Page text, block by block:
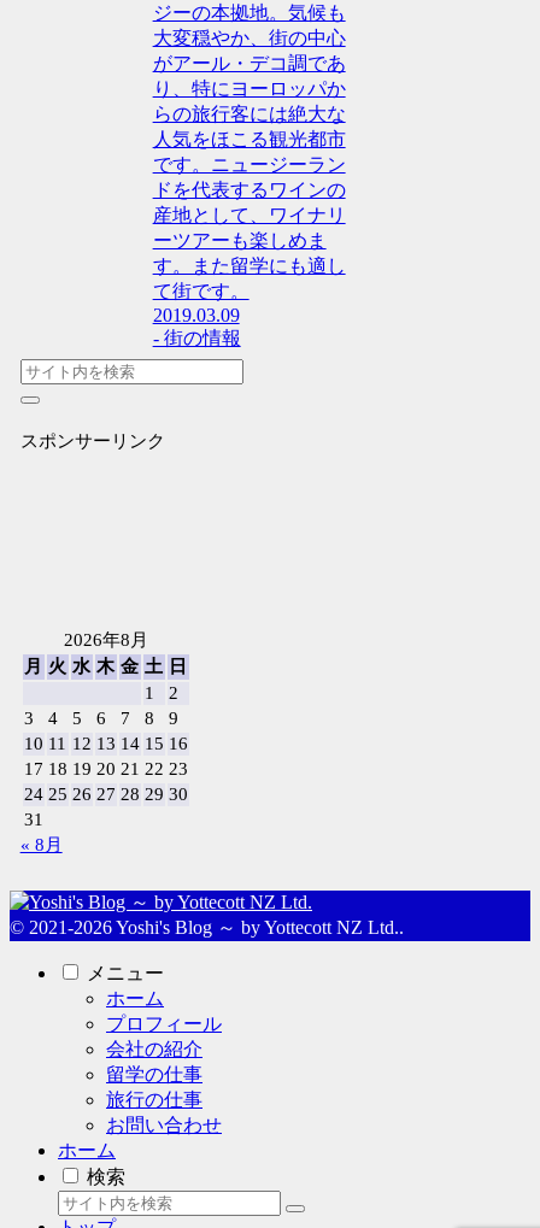
ジーの本拠地。気候も
大変穏やか、街の中心
がアール・デコ調であ
り、特にヨーロッパか
らの旅行客には絶大な
人気をほこる観光都市
です。ニュージーラン
ドを代表するワインの
産地として、ワイナリ
ーツアーも楽しめま
す。また留学にも適し
て街です。
2019.03.09
- 街の情報
スポンサーリンク
2026年8月
月
火 水 木 金 土
日
1
2
3
4 5 6 7 8
9
10 11 12 13 14 15 16
17 18 19 20 21 22 23
24 25 26 27 28 29 30
31
« 8月
© 2021-2026 Yoshi's Blog ～ by Yottecott NZ Ltd..
メニュー
ホーム
プロフィール
会社の紹介
留学の仕事
旅行の仕事
お問い合わせ
ホーム
検索